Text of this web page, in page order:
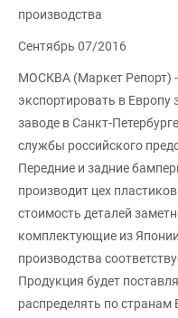
производства
Сентябрь 07/2016
МОСКВА (Маркет Репорт)
экспортировать в Европу
заводе в Санкт-
службы российского
Передние и задние
производит цех
стоимость деталей
комплектующие из
производства
Продукция будет
распределять по